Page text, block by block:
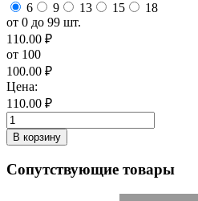
6
9 13 15
18
от 0 до 99 шт.
110.00 ₽
от 100
100.00 ₽
Цена:
110.00 ₽
Сопутствующие товары